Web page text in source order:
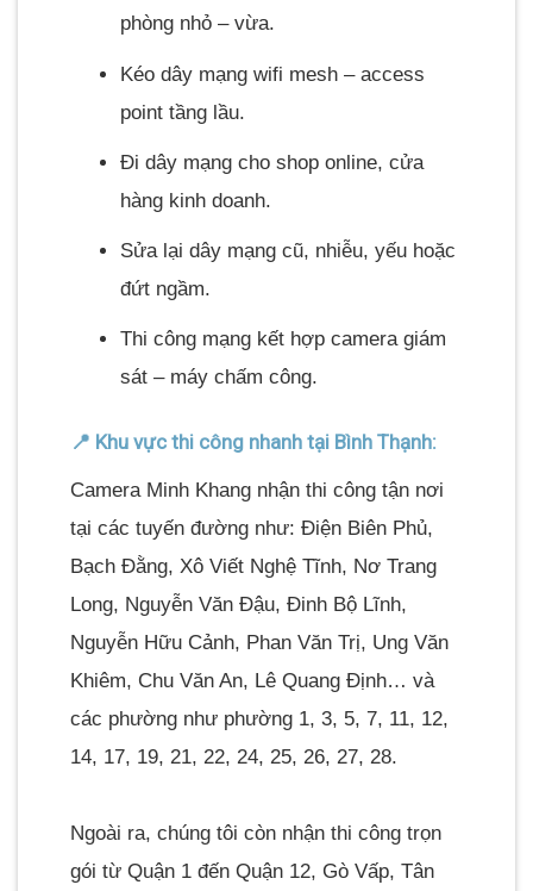
phòng nhỏ – vừa.
Kéo dây mạng wifi mesh – access
point tầng lầu.
Đi dây mạng cho shop online, cửa
hàng kinh doanh.
Sửa lại dây mạng cũ, nhiễu, yếu hoặc
đứt ngầm.
Thi công mạng kết hợp camera giám
sát – máy chấm công.
📍 Khu vực thi công nhanh tại Bình Thạnh:
Camera Minh Khang nhận thi công tận nơi
tại các tuyến đường như: Điện Biên Phủ,
Bạch Đằng, Xô Viết Nghệ Tĩnh, Nơ Trang
Long, Nguyễn Văn Đậu, Đinh Bộ Lĩnh,
Nguyễn Hữu Cảnh, Phan Văn Trị, Ung Văn
Khiêm, Chu Văn An, Lê Quang Định… và
các phường như phường 1, 3, 5, 7, 11, 12,
14, 17, 19, 21, 22, 24, 25, 26, 27, 28.
Ngoài ra, chúng tôi còn nhận thi công trọn
gói từ Quận 1 đến Quận 12, Gò Vấp, Tân